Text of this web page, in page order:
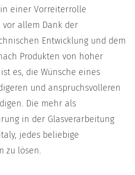
einer Vorreiterrolle
allem Dank der
Entwicklung und dem
Produkten von hoher
es, die Wünsche eines
und anspruchsvolleren
Die mehr als
in der Glasverarbeitung
jedes beliebige
zu lösen.